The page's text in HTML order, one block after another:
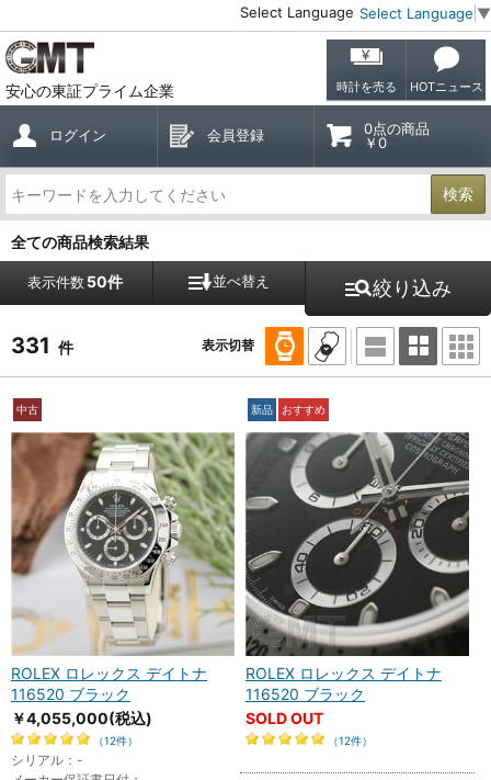
Select Language Select Language ▼
安心の東証プライム企業 時計を売る HOTニュース
ログイン 会員登録
0点の商品
￥0
検索
全ての商品検索結果
表示件数50件 並べ替え 絞り込み
331 件 表示切替
中古
ROLEX ロレックス デイトナ
116520 ブラック
￥4,055,000(税込)
（12件）
シリアル：-
新品 おすすめ
ROLEX ロレックス デイトナ
116520 ブラック
SOLD OUT
（12件）